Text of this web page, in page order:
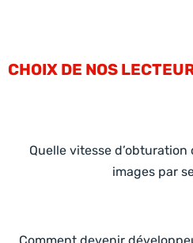
CHOIX DE NOS
Quelle vitesse
images par